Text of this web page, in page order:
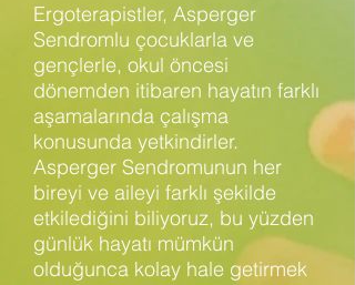
Ergoterapistler, Asperger
Sendromlu çocuklarla ve
gençlerle, okul öncesi
dönemden itibaren hayatın farklı
aşamalarında çalışma
konusunda yetkindirler.
Asperger Sendromunun her
bireyi ve aileyi farklı şekilde
etkilediğini biliyoruz, bu yüzden
günlük hayatı mümkün
olduğunca kolay hale getirmek